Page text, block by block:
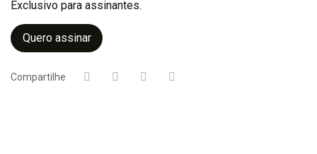
Exclusivo para assinantes.
Quero assinar
Compartilhe